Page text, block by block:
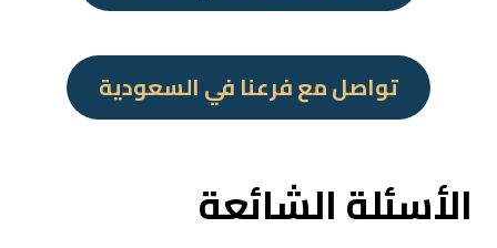
تواصل مع فرعنا في السعودية
الأسئلة الشائعة